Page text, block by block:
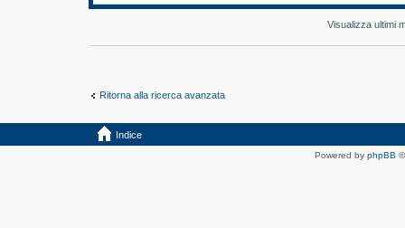
Visualizza ultimi
Ritorna alla ricerca avanzata
Indice
Powered by phpBB